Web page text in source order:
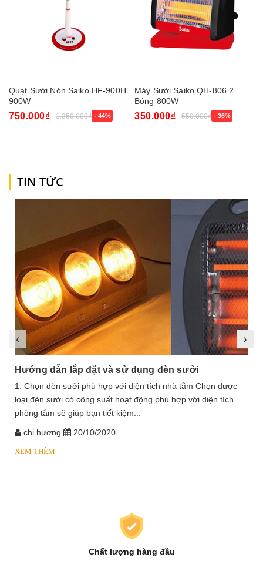
Quạt Sưởi Nón Saiko HF-900H
900W
750.000₫ 1.350.000₫ - 44%
Máy Sưởi Saiko QH-806 2
Bóng 800W
350.000₫ 550.000₫ - 36%
TIN TỨC
Hướng dẫn lắp đặt và sử dụng đèn sưởi
1. Chọn đèn sưởi phù hợp với diện tích nhà tắm Chọn được
loại đèn sưởi có công suất hoạt động phù hợp với diện tích
phòng tắm sẽ giúp bạn tiết kiệm...
chị hương 20/10/2020
XEM THÊM
Chất lượng hàng đầu